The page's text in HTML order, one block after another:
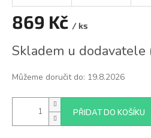
869 Kč / ks
cena:
Skladem u dodavatele
Můžeme doručit do: 19.8.2026
PŘIDAT DO KOŠÍKU